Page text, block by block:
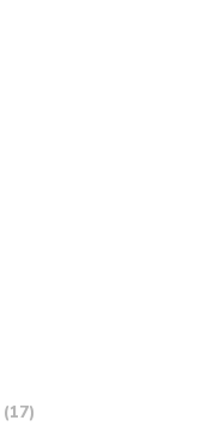
(17)